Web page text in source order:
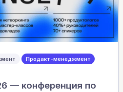
Продакт-менеджмент
— конференция по